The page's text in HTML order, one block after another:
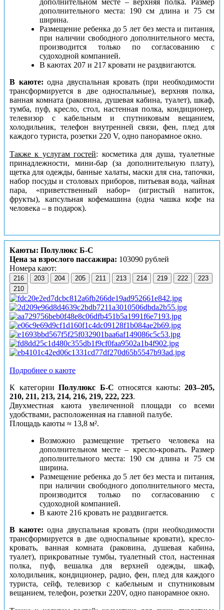
дополнительного места: 190 см длина и 75 см
ширина.
Размещение ребенка до 5 лет без места и питания,
при наличии свободного дополнительного места,
производится только по согласованию с
судоходной компанией.
В каютах 207 и 217 кровати не раздвигаются.
В каюте: одна двуспальная кровать (при необходимости
трансформируется в две односпальные), верхняя полка,
ванная комната (раковина, душевая кабина, туалет), шкаф,
тумба, пуф, кресло, стол, настенная полка, кондиционер,
телевизор с кабельным и спутниковым вещанием,
холодильник, телефон внутренней связи, фен, плед для
каждого туриста, розетки 220 V, одно панорамное окно.
Также к услугам гостей: косметика для душа, туалетные
принадлежности, мини-бар (за дополнительную плату),
щетка для одежды, банные халаты, маски для сна, тапочки,
набор посуды и столовых приборов, питьевая вода, чайная
пара, «приветственный набор» (игристый напиток,
фрукты), капсульная кофемашина (одна чашка кофе на
человека – в подарок).
Каюты: Полулюкс Б-С
Цена за взрослого пассажира: 103090 рублей
Номера кают:
216 203 204 205 211 213 214 219 222
223
210
Подробнее о каюте
К категории Полулюкс Б-С относятся каюты: 203–205,
210, 211, 213, 214, 216, 219, 222, 223.
Двухместная каюта увеличенной площади со всеми
удобствами, расположенная на главной палубе.
Площадь каюты ≈ 13,8 м².
Возможно размещение третьего человека на
дополнительном месте – кресло-кровать. Размер
дополнительного места: 190 см длина и 75 см
ширина.
Размещение ребенка до 5 лет без места и питания,
при наличии свободного дополнительного места,
производится только по согласованию с
судоходной компанией.
В каюте 216 кровать не раздвигается.
В каюте: одна двуспальная кровать (при необходимости
трансформируется в две односпальные кровати), кресло-
кровать, ванная комната (раковина, душевая кабина,
туалет), прикроватные тумбы, туалетный стол, настенная
полка, пуф, вешалка для верхней одежды, шкаф,
холодильник, кондиционер, радио, фен, плед для каждого
туриста, сейф, телевизор с кабельным и спутниковым
вещанием, телефон, розетки 220V, одно панорамное окно.